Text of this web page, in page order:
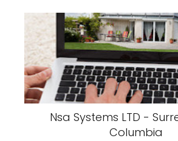
Nsa Systems LTD -
Columbia